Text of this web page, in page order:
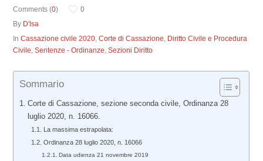
Comments (0)
0
By D'Isa
InCassazione civile 2020,Corte di Cassazione, Diritto Civile e Procedura
Civile,Sentenze - Ordinanze,Sezioni Diritto
Sommario
Corte di Cassazione, sezione seconda civile, Ordinanza 28
luglio 2020, n. 16066.
La massima estrapolata:
Ordinanza 28 luglio 2020, n. 16066
Data udienza 21 novembre 2019